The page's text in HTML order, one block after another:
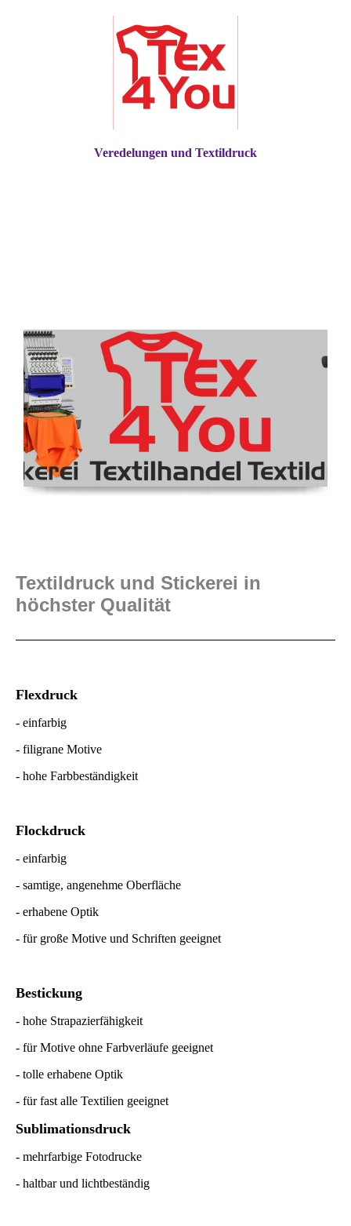
Veredelungen und Textildruck
Textildruck und Stickerei in
höchster Qualität
Flexdruck
- einfarbig
- filigrane Motive
- hohe Farbbeständigkeit
Flockdruck
- einfarbig
- samtige, angenehme Oberfläche
- erhabene Optik
- für große Motive und Schriften geeignet
Bestickung
- hohe Strapazierfähigkeit
- für Motive ohne Farbverläufe geeignet
- tolle erhabene Optik
- für fast alle Textilien geeignet
Sublimationsdruck
- mehrfarbige Fotodrucke
- haltbar und lichtbeständig